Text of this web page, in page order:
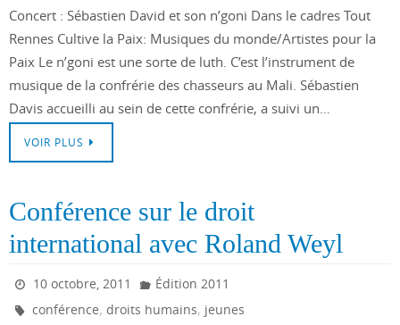
Concert : Sébastien David et son n’goni Dans le cadres Tout
Rennes Cultive la Paix: Musiques du monde/Artistes pour la
Paix Le n’goni est une sorte de luth. C’est l’instrument de
musique de la confrérie des chasseurs au Mali. Sébastien
Davis accueilli au sein de cette confrérie, a suivi un…
VOIR PLUS
Conférence sur le droit
international avec Roland Weyl
10 octobre, 2011
Édition 2011
conférence,droits humains, jeunes